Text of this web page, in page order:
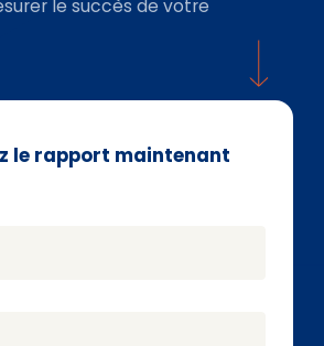
le succès de votre
le rapport maintenant